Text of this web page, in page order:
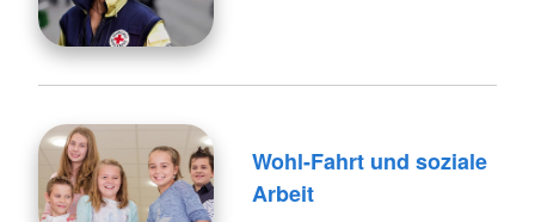
Wohl-Fahrt und soziale
Arbeit